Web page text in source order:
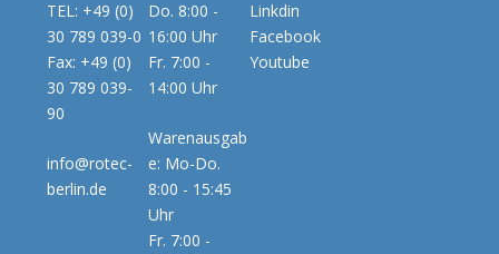
TEL: +49 (0)
30 789 039-0
Fax: +49 (0)
30 789 039-
90
info@rotec-
berlin.de
Do. 8:00 -
16:00 Uhr
Fr. 7:00 -
14:00 Uhr
Warenausgab
e: Mo-Do.
8:00 - 15:45
Uhr
Fr. 7:00 -
Linkdin
Facebook
Youtube